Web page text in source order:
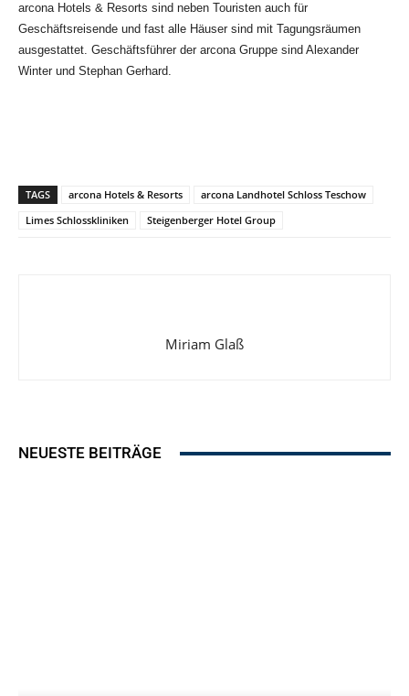
arcona Hotels & Resorts sind neben Touristen auch für
Geschäftsreisende und fast alle Häuser sind mit Tagungsräumen
ausgestattet. Geschäftsführer der arcona Gruppe sind Alexander
Winter und Stephan Gerhard.
TAGS arcona Hotels & Resorts
arcona Landhotel Schloss Teschow
Limes Schlosskliniken
Steigenberger Hotel Group
Miriam Glaß
NEUESTE BEITRÄGE